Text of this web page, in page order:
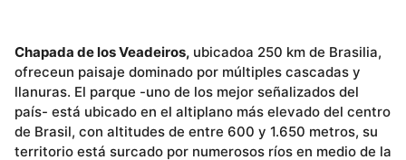
Chapada de los Veadeiros, ubicadoa 250 km de Brasilia,
ofreceun paisaje dominado por múltiples cascadas y
llanuras. El parque -uno de los mejor señalizados del
país- está ubicado en el altiplano más elevado del centro
de Brasil, con altitudes de entre 600 y 1.650 metros, su
territorio está surcado por numerosos ríos en medio de la